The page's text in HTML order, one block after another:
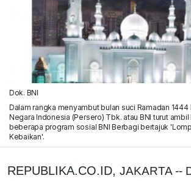
Dok. BNI
Dalam rangka menyambut bulan suci Ramadan 1444
Negara Indonesia (Persero) Tbk. atau BNI turut ambil
beberapa program sosial BNI Berbagi bertajuk
Kebaikan'.
REPUBLIKA.CO.ID, JAKARTA --